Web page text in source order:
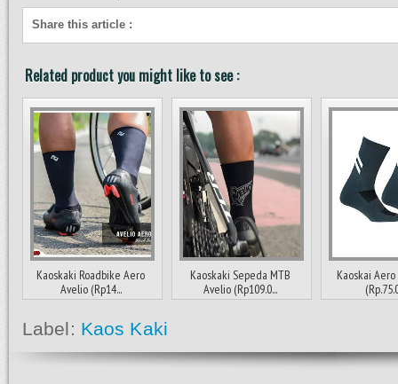
Share this article :
Related product you might like to see :
Kaoskaki Roadbike Aero
Avelio (Rp14...
Kaoskaki Sepeda MTB
Avelio (Rp109.0...
Kaoskai
Label: Kaos Kaki